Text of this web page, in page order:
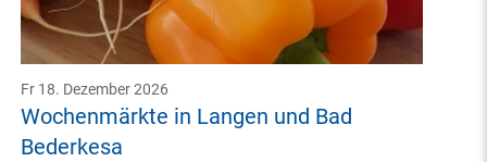
Wochenmärkte in Langen und Bad
Bederkesa
Fr 18. Dezember 2026